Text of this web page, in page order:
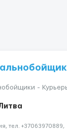
-
тел. +37063970889,